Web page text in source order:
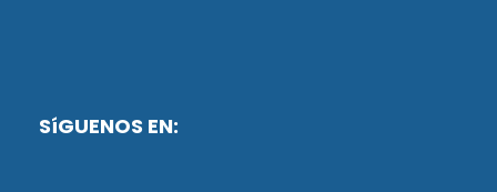
SíGUENOS EN: